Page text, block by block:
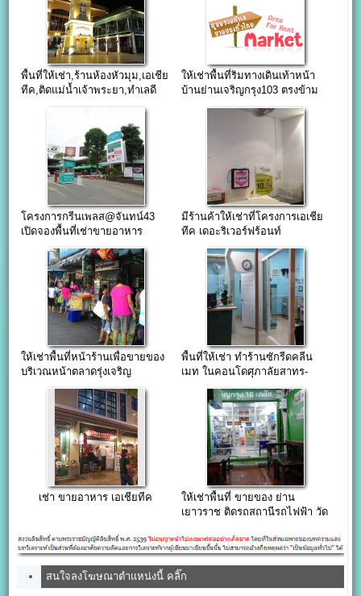
พื้นที่ให้เช่า,ร้านห้องหัวมุม,เอเชีย
ทีค,ติดแม่น้ำเจ้าพระยา,ทำเลดี
ให้เช่าพื้นที่ริมทางเดินเท้าหน้า
บ้านย่านเจริญกรุง103 ตรงข้าม
โครงการกรีนเพลส@จันทน์43
เปิดจองพื้นที่เช่าขายอาหาร
มีร้านค้าให้เช่าที่โครงการเอเชีย
ทีค เดอะริเวอร์ฟร้อนท์
ให้เช่าพื้นที่หน้าร้านเพื่อขายของ
บริเวณหน้าตลาดรุ่งเจริญ
พื้นที่ให้เช่า ทำร้านซักรีดคลีน
เมท ในคอนโดศุภาลัยสาทร-
เจริญราษฎร์ ทำเลดี มีลูกค้า
ประจำ
เช่า ขายอาหาร เอเชียทีค
ให้เช่าพื้นที่ ขายของ ย่าน
เยาวราช ติดรถสถานีรถไฟฟ้า วัด
สนใจลงโฆษณาตำแหน่งนี้ คลิ๊ก